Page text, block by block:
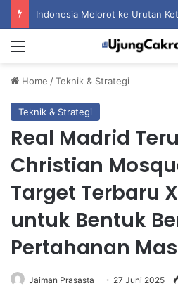
Home /Teknik & Strategi
Teknik & Strategi
Real Madrid
Christian
Target Terbaru
untuk Bentuk
Pertahanan
Jaiman Prasasta 27 Juni 2025